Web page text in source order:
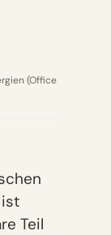
(Office
Teil